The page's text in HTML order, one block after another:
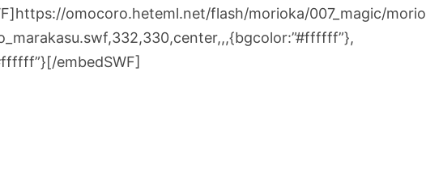
omocoro.heteml.net/flash/morioka/007_magic/morio
embedSWF]